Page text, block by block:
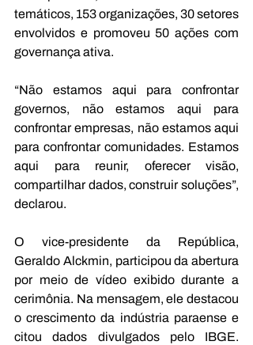
temáticos, 153 organizações, 30 setores
envolvidos e promoveu 50 ações com
governança ativa.
“Não estamos aqui para confrontar
governos, não estamos aqui para
confrontar empresas, não estamos aqui
para confrontar comunidades. Estamos
aqui para reunir, oferecer visão,
compartilhar dados, construir soluções”,
declarou.
O vice-presidente da República,
Geraldo Alckmin, participou da abertura
por meio de vídeo exibido durante a
cerimônia. Na mensagem, ele destacou
o crescimento da indústria paraense e
citou dados divulgados pelo IBGE.